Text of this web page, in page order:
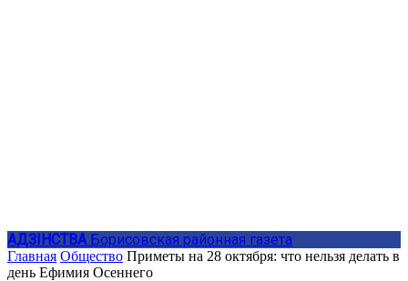
АДЗIНСТВА Борисовская районная газета
Главная Общество Приметы на 28 октября: что нельзя делать в
день Ефимия Осеннего